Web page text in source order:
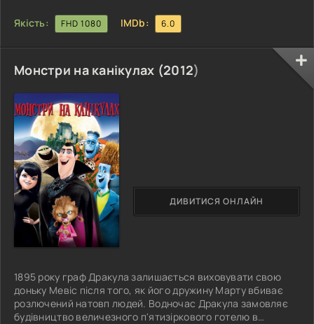
Якість: FHD 1080 IMDb: 6.0
Монстри на канікулах (2012)
1895 року граф Дракула залишається виховувати свою
доньку Мевіс після того, як його дружину Марту вбиває
розлючений натовп людей. Водночас Дракула замовляє
будівництво величезного п'ятизіркового готелю в
ДИВИТИСЯ ОНЛАЙН